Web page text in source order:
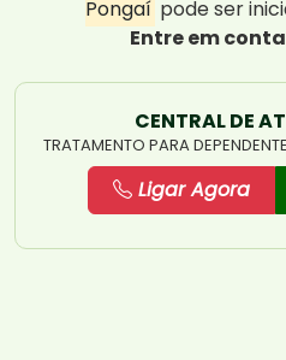
Pongaí pode ser
Entre em
CENTRAL DE
TRATAMENTO PARA
Ligar Agora